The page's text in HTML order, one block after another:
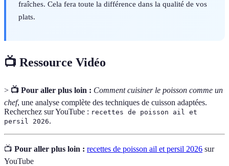
fraîches. Cela fera toute la différence dans la qualité de vos
plats.
📺 Ressource Vidéo
> 📺 Pour aller plus loin : Comment cuisiner le poisson comme un
chef, une analyse complète des techniques de cuisson adaptées.
Recherchez sur YouTube : recettes de poisson ail et
persil 2026.
📺 Pour aller plus loin : recettes de poisson ail et persil 2026 sur
YouTube